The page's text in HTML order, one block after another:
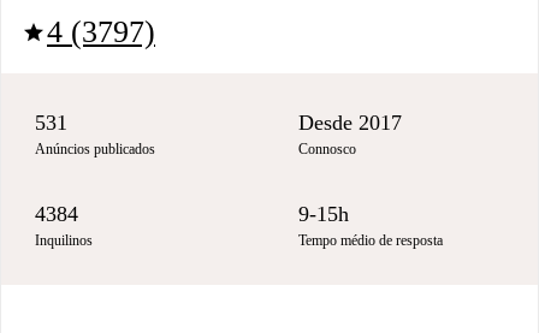
star4 (3797)
531
Anúncios publicados
Desde 2017
Connosco
4384
Inquilinos
9-15h
Tempo médio de resposta